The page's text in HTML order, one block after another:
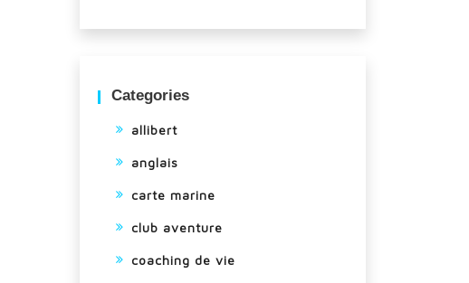
Categories
allibert
anglais
carte marine
club aventure
coaching de vie